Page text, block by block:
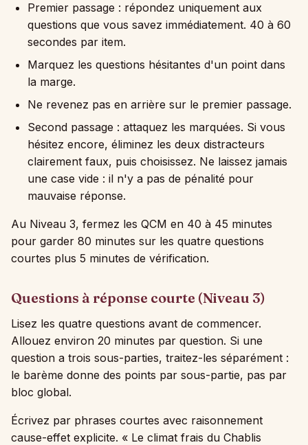
Premier passage : répondez uniquement aux
questions que vous savez immédiatement. 40 à 60
secondes par item.
Marquez les questions hésitantes d'un point dans
la marge.
Ne revenez pas en arrière sur le premier passage.
Second passage : attaquez les marquées. Si vous
hésitez encore, éliminez les deux distracteurs
clairement faux, puis choisissez. Ne laissez jamais
une case vide : il n'y a pas de pénalité pour
mauvaise réponse.
Au Niveau 3, fermez les QCM en 40 à 45 minutes
pour garder 80 minutes sur les quatre questions
courtes plus 5 minutes de vérification.
Questions à réponse courte (Niveau 3)
Lisez les quatre questions avant de commencer.
Allouez environ 20 minutes par question. Si une
question a trois sous-parties, traitez-les séparément :
le barème donne des points par sous-partie, pas par
bloc global.
Écrivez par phrases courtes avec raisonnement
cause-effet explicite. « Le climat frais du Chablis